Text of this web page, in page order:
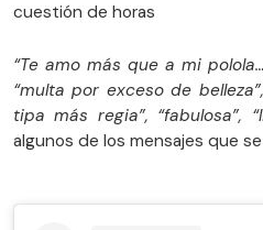
cuestión de horas
“Te amo más que a mi
“multa por exceso de
tipa más regia”, “fabulosa”,
algunos de los mensajes que